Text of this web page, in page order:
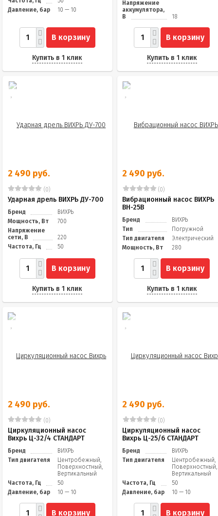
Давление, бар
10 — 10
В корзину
Купить в 1 клик
Напряжение
аккумулятора,
В
18
В корзину
Купить в 1 клик
2 490 руб.
(0)
Ударная дрель ВИХРЬ ДУ-700
Бренд
ВИХРЬ
Мощность, Вт
700
Напряжение
сети, В
220
Частота, Гц
50
В корзину
Купить в 1 клик
2 490 руб.
(0)
Вибрационный насос ВИХРЬ
ВН-25В
Бренд
ВИХРЬ
Тип
Погружной
Тип двигателя
Электрический
Мощность, Вт
280
В корзину
Купить в 1 клик
2 490 руб.
(0)
Циркуляционный насос
Вихрь Ц-32/4 СТАНДАРТ
Бренд
ВИХРЬ
Тип двигателя
Центробежный,
Поверхностный,
Вертикальный
Частота, Гц
50
Давление, бар
10 — 10
В корзину
2 490 руб.
(0)
Циркуляционный насос
Вихрь Ц-25/6 СТАНДАРТ
Бренд
ВИХРЬ
Тип двигателя
Центробежный,
Поверхностный,
Вертикальный
Частота, Гц
50
Давление, бар
10 — 10
В корзину